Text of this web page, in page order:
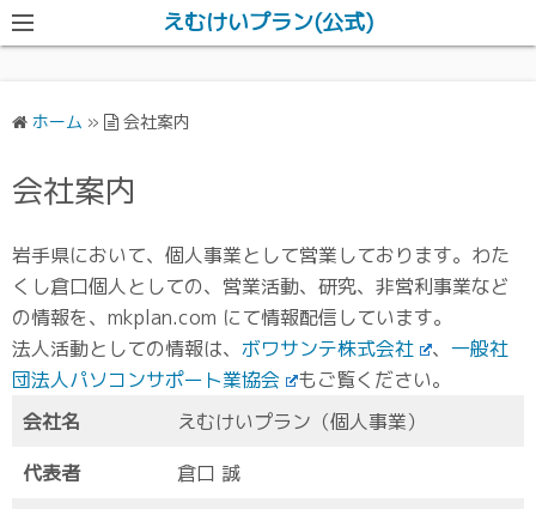
えむけいプラン(公式)
ホーム » 会社案内
会社案内
岩手県において、個人事業として営業しております。わた
くし倉口個人としての、営業活動、研究、非営利事業など
の情報を、mkplan.com にて情報配信しています。
法人活動としての情報は、 ボワサンテ株式会社 、 一般社
団法人パソコンサポート業協会
もご覧ください。
会社名
えむけいプラン（個人事業）
代表者
倉口 誠